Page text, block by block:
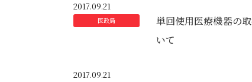
2017.09.21
単回使用医療機器の
いて
2017.09.21